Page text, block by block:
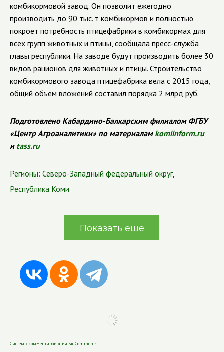
комбикормовой завод. Он позволит ежегодно
производить до 90 тыс. т комбикормов и полностью
покроет потребность птицефабрики в комбикормах для
всех групп животных и птицы, сообщала пресс-служба
главы республики. На заводе будут производить более 30
видов рационов для животных и птицы. Строительство
комбикормового завода птицефабрика вела с 2015 года,
общий объем вложений составил порядка 2 млрд руб.
Подготовлено Кабардино-Балкарским филиалом ФГБУ
«Центр Агроаналитики» по материалам komiinform.ru
и tass.ru
Регионы: Северо-Западный федеральный округ,
Республика Коми
Показать еще
Система комментирования SigComments